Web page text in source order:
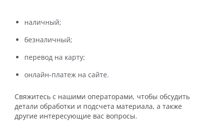
наличный;
безналичный;
перевод на карту;
онлайн-платеж на сайте.
Свяжитесь с нашими операторами, чтобы обсудить
детали обработки и подсчета материала, а также
другие интересующие вас вопросы.